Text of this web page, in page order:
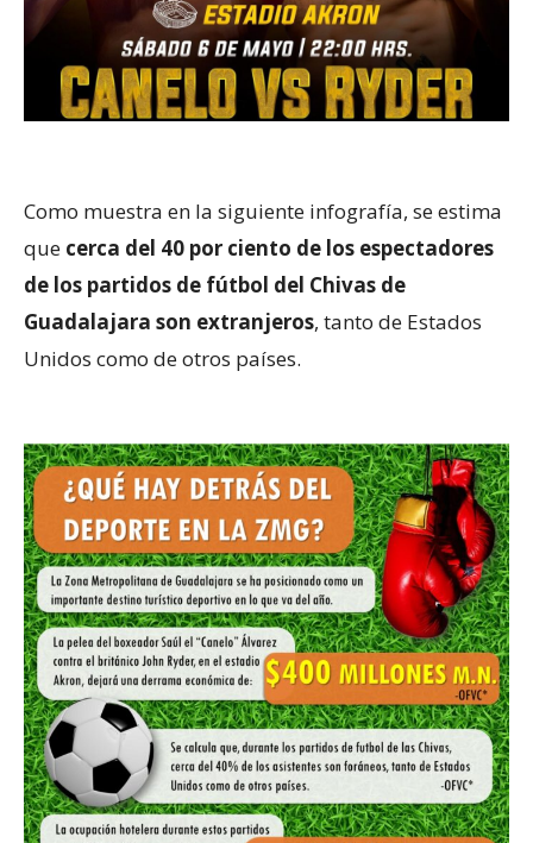
Como muestra en la siguiente infografía, se estima
que cerca del 40 por ciento de los espectadores
de los partidos de fútbol del Chivas de
Guadalajara son extranjeros, tanto de Estados
Unidos como de otros países.